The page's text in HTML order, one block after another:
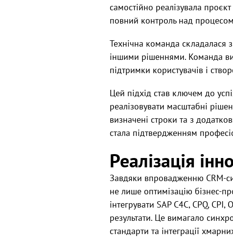
самостійно реалізувала
повний контроль над
Технічна команда складалася
іншими рішеннями. Команда
підтримки користувачів і
Цей підхід став ключем до
реалізовувати масштабні
визначені строки та з
стала підтвердженням
Реалізація
Завдяки впровадженню CRM-
не лише оптимізацію бізнес-
інтегрувати SAP C4C, CPQ,
результати. Це вимагало
стандарти та інтеграції